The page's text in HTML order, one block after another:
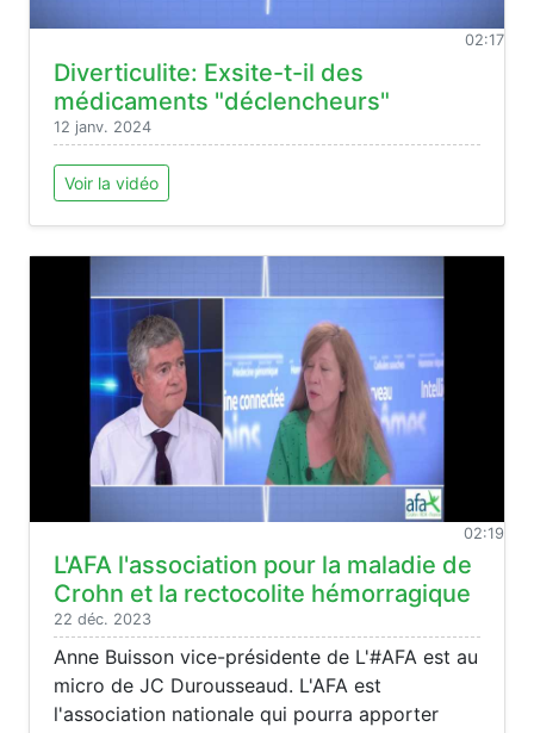
02:17
Diverticulite: Exsite-t-il des
médicaments "déclencheurs"
12 janv. 2024
Voir la vidéo
02:19
L'AFA l'association pour la maladie de
Crohn et la rectocolite hémorragique
22 déc. 2023
Anne Buisson vice-présidente de L'#AFA est au
micro de JC Durousseaud. L'AFA est
l'association nationale qui pourra apporter